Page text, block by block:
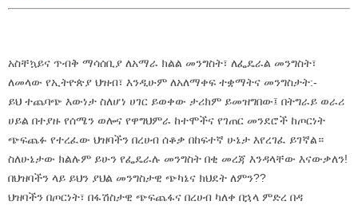
አስቸኳይና ጥብቅ ማሳሰቢያ ለአማራ ክልል መንግስት፣ ለፌዴራል መንግስት፣
ለመላው የኢትዮጵያ ህዝብ፣ እንዲሁም ለአለማቀፍ ተቋማትና መንግስታት:-
ይህ ተጨባጭ እውነታ ስለሆነ ሀገር ይወቀው ታሪክም ይመዝግበው፤ በትግራይ ወራሪ
ሀይል በተያዙ የሰሜን ወሎና የዋግህምራ ከተሞችና የገጠር መንደሮች ከጦርነት
ጭፍጨፉ የተረፈው ህዝባችን በረሀብ ሰቆቃ በከፍተኛ ሁኔታ እየረገፈ ይገኛል።
ስለሁኔታው ክልሉም ይሁን የፌዴራሉ መንግስት በቂ መረጃ እንዳላቸው እናውቃለን!
በህዝባችን ላይ ይህን ያህል መንግስታዊ ጭካኔና ክህደት ለምን??
ህዝባችን በጦርነት፣ በፋሽስታዊ ጭፍጨፋና በረሀብ ካለቀ በኋላ ምድረ በዳ